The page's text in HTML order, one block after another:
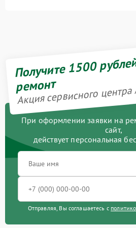
Получите 1500
ремонт
Акция сервисного
При оформлении заявки на
сайт,
действует персональная
Отправляя, Вы соглашаетесь с